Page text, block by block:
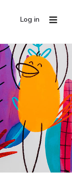
Log in